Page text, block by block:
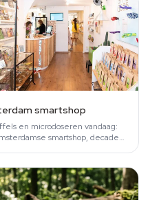
smartshop
en microdoseren vandaag:
smartshop, decade